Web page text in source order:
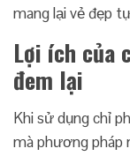
mang lại vẻ đẹp
Lợi ích của
đem lại
Khi sử dụng chỉ
mà phương pháp